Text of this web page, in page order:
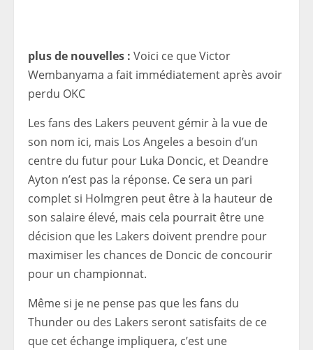
plus de nouvelles : Voici ce que Victor
Wembanyama a fait immédiatement après avoir
perdu OKC
Les fans des Lakers peuvent gémir à la vue de
son nom ici, mais Los Angeles a besoin d’un
centre du futur pour Luka Doncic, et Deandre
Ayton n’est pas la réponse. Ce sera un pari
complet si Holmgren peut être à la hauteur de
son salaire élevé, mais cela pourrait être une
décision que les Lakers doivent prendre pour
maximiser les chances de Doncic de concourir
pour un championnat.
Même si je ne pense pas que les fans du
Thunder ou des Lakers seront satisfaits de ce
que cet échange impliquera, c’est une